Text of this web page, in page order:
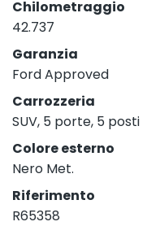
Chilometraggio
42.737
Garanzia
Ford Approved
Carrozzeria
SUV, 5 porte, 5 posti
Colore esterno
Nero Met.
Riferimento
R65358